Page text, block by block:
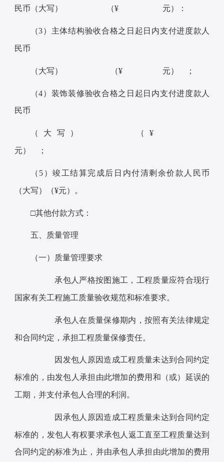
民币（大写） （¥ 元）：
（3）主体结构验收合格之日起日内支付进度款人
民币
（大写） （¥ 元） ；
（4）装饰装修验收合格之日起日内支付进度款人
民币
（大写） （¥
元） ；
（5）竣工结算完成后日内付清剩余价款人民币
（大写）（¥元）。
□其他付款方式：
五、质量管理
（一）质量管理要求
承包人严格按图施工，工程质量应符合现行
国家有关工程施工质量验收规范和标准要求。
承包人在质量保修期内，按照有关法律规定
和合同约定，承担工程质量保修责任。
因发包人原因造成工程质量未达到合同约定
标准的，由发包人承担由此增加的费用和（或）延误的
工期，并支付承包人合理的利润。
因承包人原因造成工程质量未达到合同约定
标准的，发包人有权要求承包人返工直至工程质量达到
合同约定的标准为止，并由承包人承担由此增加的费用